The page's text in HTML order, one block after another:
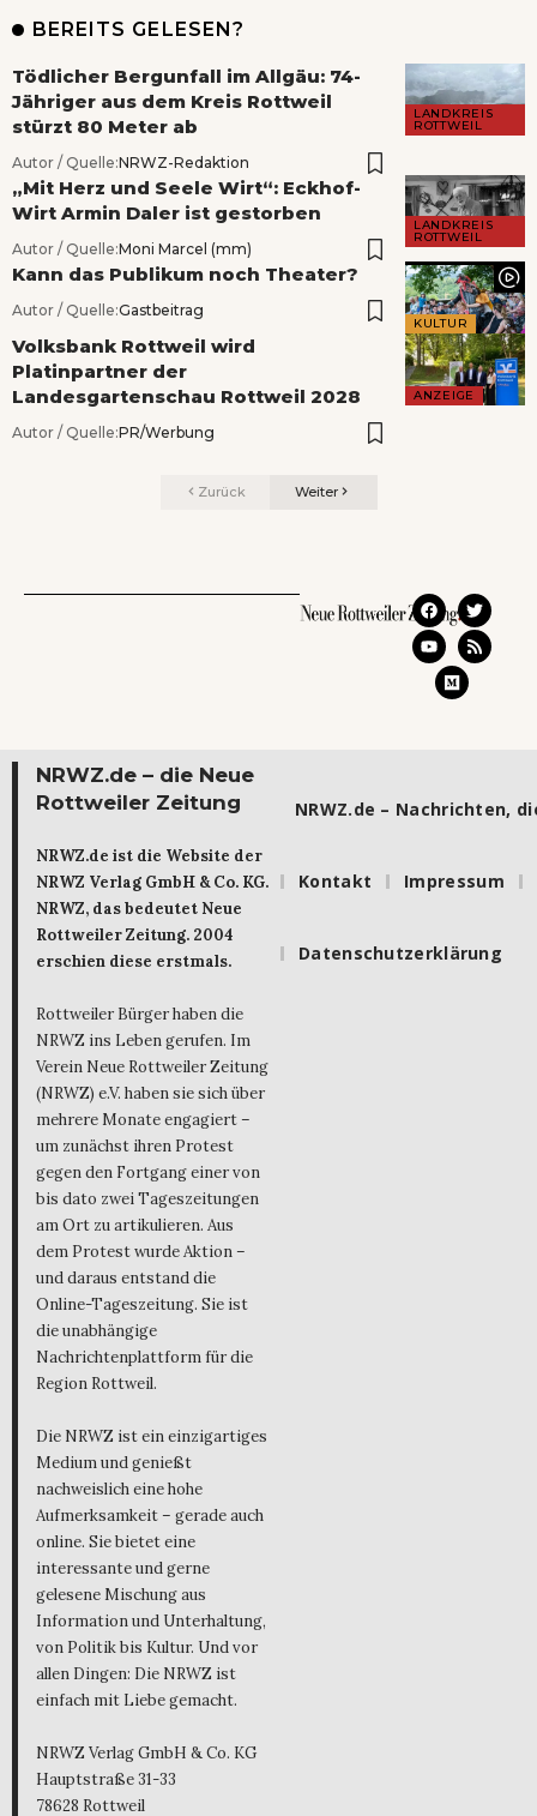
BEREITS GELESEN?
LANDKREIS
ROTTWEIL
Tödlicher Bergunfall im Allgäu: 74-
Jähriger aus dem Kreis Rottweil
stürzt 80 Meter ab
Autor / Quelle:NRWZ-Redaktion
LANDKREIS
ROTTWEIL
„Mit Herz und Seele Wirt“: Eckhof-
Wirt Armin Daler ist gestorben
Autor / Quelle:Moni Marcel (mm)
KULTUR
Kann das Publikum noch Theater?
Autor / Quelle:Gastbeitrag
ANZEIGE
Volksbank Rottweil wird
Platinpartner der
Landesgartenschau Rottweil 2028
Autor / Quelle:PR/Werbung
Zurück Weiter
NRWZ.de – die Neue
Rottweiler Zeitung
NRWZ.de ist die Website der
NRWZ Verlag GmbH & Co. KG.
NRWZ, das bedeutet Neue
Rottweiler Zeitung. 2004
erschien diese erstmals.
Rottweiler Bürger haben die
NRWZ ins Leben gerufen. Im
Verein Neue Rottweiler Zeitung
(NRWZ) e.V. haben sie sich über
mehrere Monate engagiert –
um zunächst ihren Protest
gegen den Fortgang einer von
bis dato zwei Tageszeitungen
am Ort zu artikulieren. Aus
dem Protest wurde Aktion –
und daraus entstand die
Online-Tageszeitung. Sie ist
die unabhängige
Nachrichtenplattform für die
Region Rottweil.
Die NRWZ ist ein einzigartiges
Medium und genießt
nachweislich eine hohe
Aufmerksamkeit – gerade auch
online. Sie bietet eine
interessante und gerne
gelesene Mischung aus
Information und Unterhaltung,
von Politik bis Kultur. Und vor
allen Dingen: Die NRWZ ist
einfach mit Liebe gemacht.
NRWZ Verlag GmbH & Co. KG
Hauptstraße 31-33
78628 Rottweil
NRWZ.de – Nachrichten,
Kontakt Impressum
Datenschutzerklärung